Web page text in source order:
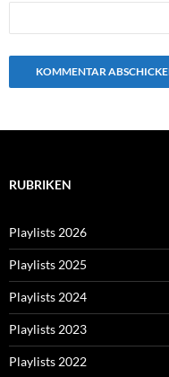
RUBRIKEN
Playlists 2026
Playlists 2025
Playlists 2024
Playlists 2023
Playlists 2022